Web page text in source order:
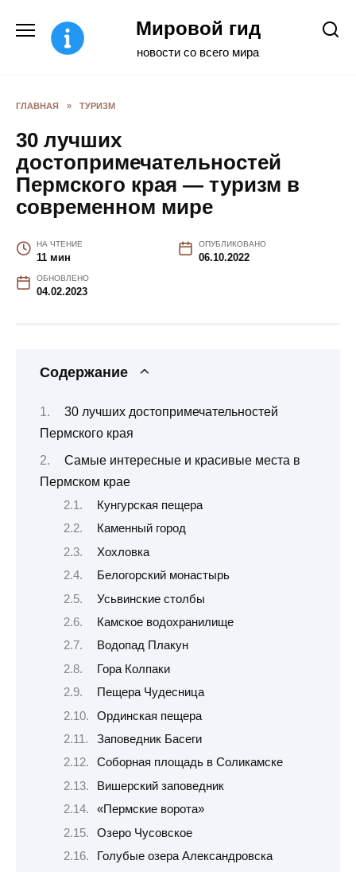
содержанию
Мировой гид
новости со всего мира
ГЛАВНАЯ » ТУРИЗМ
30 лучших
достопримечательностей
Пермского края — туризм в
современном мире
НА ЧТЕНИЕ
11 мин
ОПУБЛИКОВАНО
06.10.2022
ОБНОВЛЕНО
04.02.2023
Содержание
30 лучших достопримечательностей
Пермского края
Самые интересные и красивые места в
Пермском крае
Кунгурская пещера
Каменный город
Хохловка
Белогорский монастырь
Усьвинские столбы
Камское водохранилище
Водопад Плакун
Гора Колпаки
Пещера Чудесница
Ординская пещера
Заповедник Басеги
Соборная площадь в Соликамске
Вишерский заповедник
«Пермские ворота»
Озеро Чусовское
Голубые озера Александровска